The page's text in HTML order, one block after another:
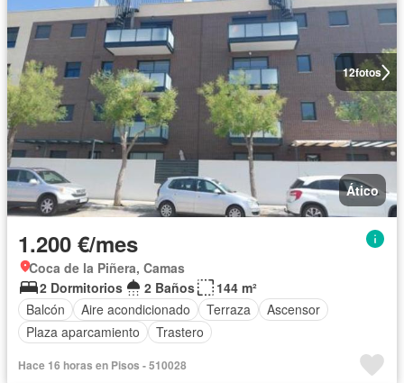
12fotos
Ático
1.200 €/mes
Coca de la Piñera, Camas
2 Dormitorios
2 Baños
144 m²
Balcón
Aire acondicionado Terraza
Ascensor
Plaza aparcamiento
Trastero
Hace 16 horas en Pisos - 510028